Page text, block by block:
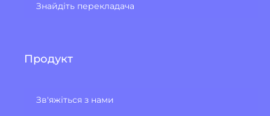
Знайдіть перекладача
Продукт
Зв'яжіться з нами